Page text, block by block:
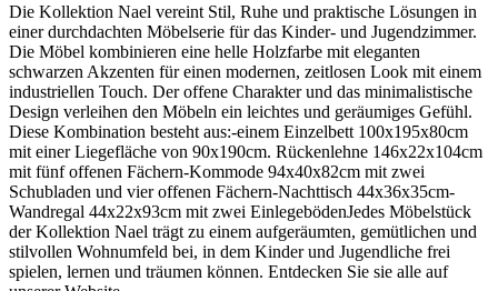
Die Kollektion Nael vereint Stil, Ruhe und praktische Lösungen in
einer durchdachten Möbelserie für das Kinder- und Jugendzimmer.
Die Möbel kombinieren eine helle Holzfarbe mit eleganten
schwarzen Akzenten für einen modernen, zeitlosen Look mit einem
industriellen Touch. Der offene Charakter und das minimalistische
Design verleihen den Möbeln ein leichtes und geräumiges Gefühl.
Diese Kombination besteht aus:-einem Einzelbett 100x195x80cm
mit einer Liegefläche von 90x190cm. Rückenlehne 146x22x104cm
mit fünf offenen Fächern-Kommode 94x40x82cm mit zwei
Schubladen und vier offenen Fächern-Nachttisch 44x36x35cm-
Wandregal 44x22x93cm mit zwei EinlegebödenJedes Möbelstück
der Kollektion Nael trägt zu einem aufgeräumten, gemütlichen und
stilvollen Wohnumfeld bei, in dem Kinder und Jugendliche frei
spielen, lernen und träumen können. Entdecken Sie sie alle auf